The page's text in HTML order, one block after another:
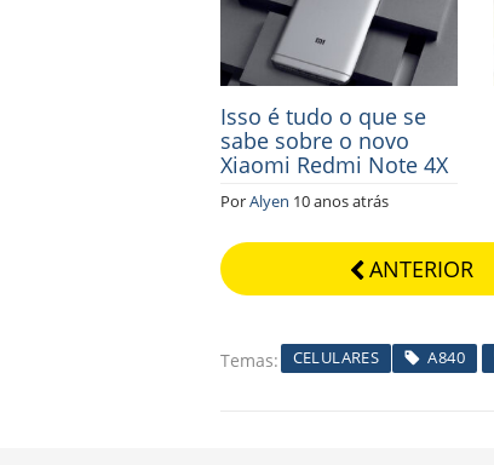
Isso é tudo o que se
sabe sobre o novo
Xiaomi Redmi Note 4X
PorAlyen 10 anos atrás
ANTERIOR
Temas CELULARES A840